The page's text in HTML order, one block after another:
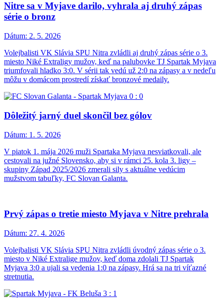
Nitre sa v Myjave darilo, vyhrala aj druhý zápas
série o bronz
Dátum: 2. 5. 2026
Volejbalisti VK Slávia SPU Nitra zvládli aj druhý zápas série o 3.
miesto Niké Extraligy mužov, keď na palubovke TJ Spartak Myjava
triumfovali hladko 3:0. V sérii tak vedú už 2:0 na zápasy a v nedeľu
môžu v domácom prostredí získať bronzové medaily.
Dôležitý jarný duel skončil bez gólov
Dátum: 1. 5. 2026
V piatok 1. mája 2026 muži Spartaka Myjava nesviatkovali, ale
cestovali na južné Slovensko, aby si v rámci 25. kola 3. ligy –
skupiny Západ 2025/2026 zmerali sily s aktuálne vedúcim
mužstvom tabuľky, FC Slovan Galanta.
Prvý zápas o tretie miesto Myjava v Nitre prehrala
Dátum: 27. 4. 2026
Volejbalisti VK Slávia SPU Nitra zvládli úvodný zápas série o 3.
miesto v Niké Extralige mužov, keď doma zdolali TJ Spartak
Myjava 3:0 a ujali sa vedenia 1:0 na zápasy. Hrá sa na tri víťazné
stretnutia.